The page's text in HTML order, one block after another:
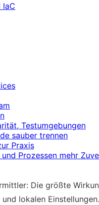
Testumgebungen
sauber trennen
Praxis
Prozessen mehr
Die größte
lokalen